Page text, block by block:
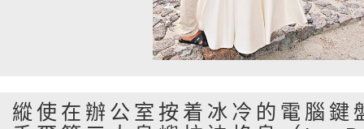
縱使在辦公室按着冰冷的電腦鍵